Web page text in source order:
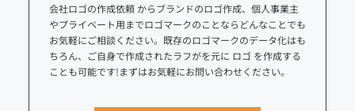
会社ロゴの作成依頼 からブランドのロゴ作成、個人事業主
やプライベート用までロゴマークのことならどんなことでも
お気軽にご相談ください。既存のロゴマークのデータ化はも
ちろん、ご自身で作成されたラフがを元に ロゴ を作成する
ことも可能です!まずはお気軽にお問い合わせください。